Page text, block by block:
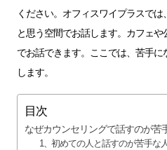
ください。オフィスワイプラスで
と思う空間でお話します。カフェ
でお話できます。ここでは、苦手に
します。
目次
なぜカウンセリングで話すのが苦
1、初めての人と話すのが苦手な